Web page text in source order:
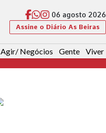
06 agosto 2026
Assine o Diário As Beiras
Agir/ Negócios Gente Viver